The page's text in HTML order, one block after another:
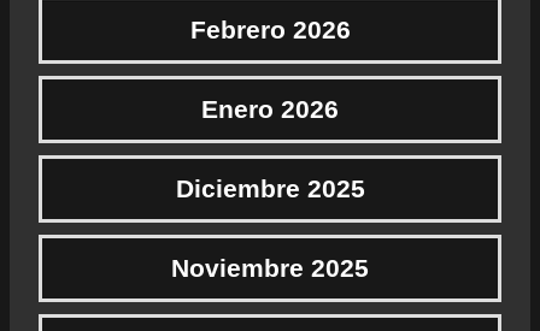
Febrero 2026
Enero 2026
Diciembre 2025
Noviembre 2025